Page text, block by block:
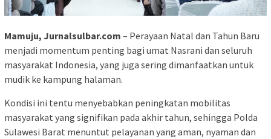
Mamuju, Jurnalsulbar.com – Perayaan Natal dan Tahun Baru
menjadi momentum penting bagi umat Nasrani dan seluruh
masyarakat Indonesia, yang juga sering dimanfaatkan untuk
mudik ke kampung halaman.
Kondisi ini tentu menyebabkan peningkatan mobilitas
masyarakat yang signifikan pada akhir tahun, sehingga Polda
Sulawesi Barat menuntut pelayanan yang aman, nyaman dan